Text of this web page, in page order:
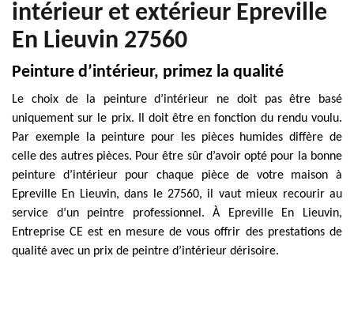
intérieur et extérieur Epreville
En Lieuvin 27560
Peinture d’intérieur, primez la qualité
Le choix de la peinture d’intérieur ne doit pas être basé
uniquement sur le prix. Il doit être en fonction du rendu voulu.
Par exemple la peinture pour les pièces humides diffère de
celle des autres pièces. Pour être sûr d’avoir opté pour la bonne
peinture d’intérieur pour chaque pièce de votre maison à
Epreville En Lieuvin, dans le 27560, il vaut mieux recourir au
service d’un peintre professionnel. À Epreville En Lieuvin,
Entreprise CE est en mesure de vous offrir des prestations de
qualité avec un prix de peintre d’intérieur dérisoire.